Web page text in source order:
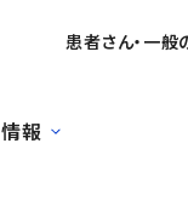
患者さん・一般
報